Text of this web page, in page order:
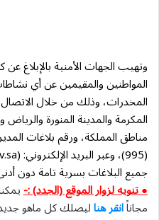
وتهيب الجهات الأمنية بالإبلاغ
المواطنين والمقيمين عن أي
مناطق المملكة، ورقم بلاغات
(995)، وعبر البريد الإلكتروني: (Email:
جميع البلاغات بسرية تامة دون
● تنويه لزوار الموقع (الجدد) :-
مجاناًانقر هناليصلك كل ماهو